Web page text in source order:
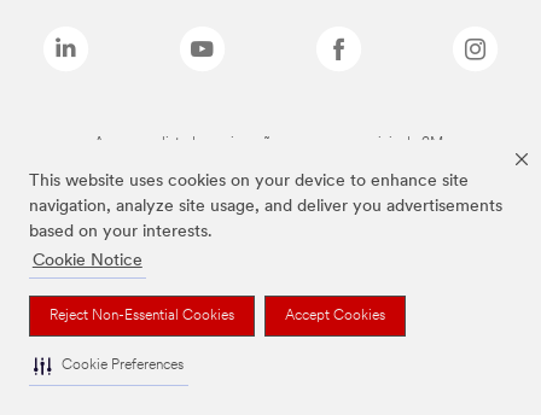
This website uses cookies on your device to enhance site
navigation, analyze site usage, and deliver you advertisements
based on your interests.
Cookie Notice
Reject Non-Essential Cookies Accept Cookies
Cookie Preferences
As marcas listadas a cima são marcas comerciais da 3M.